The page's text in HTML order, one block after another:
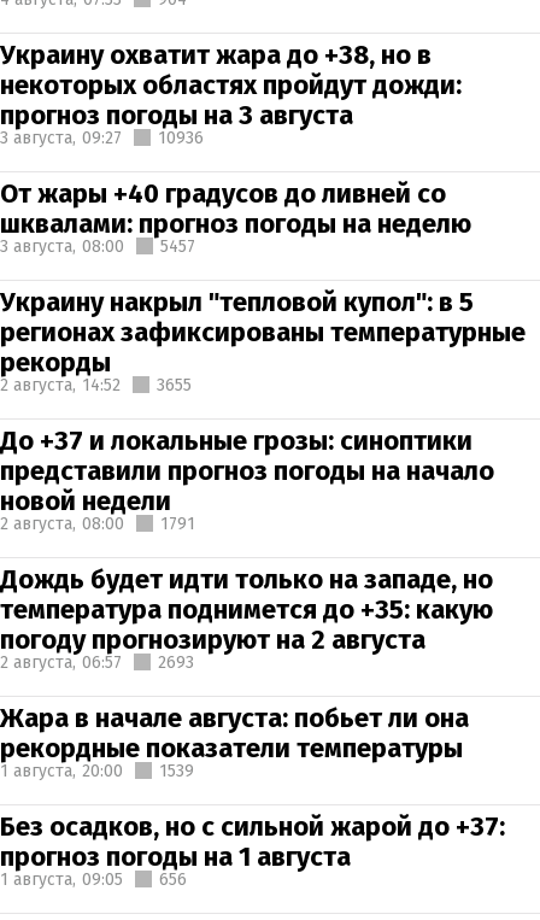
Украину охватит жара до +38, но в
некоторых областях пройдут дожди:
прогноз погоды на 3 августа
3 августа, 09:27 10936
От жары +40 градусов до ливней со
шквалами: прогноз погоды на неделю
3 августа, 08:00 5457
Украину накрыл "тепловой купол": в 5
регионах зафиксированы температурные
рекорды
2 августа, 14:52 3655
До +37 и локальные грозы: синоптики
представили прогноз погоды на начало
новой недели
2 августа, 08:00 1791
Дождь будет идти только на западе, но
температура поднимется до +35: какую
погоду прогнозируют на 2 августа
2 августа, 06:57 2693
Жара в начале августа: побьет ли она
рекордные показатели температуры
1 августа, 20:00 1539
Без осадков, но с сильной жарой до +37:
прогноз погоды на 1 августа
1 августа, 09:05 656